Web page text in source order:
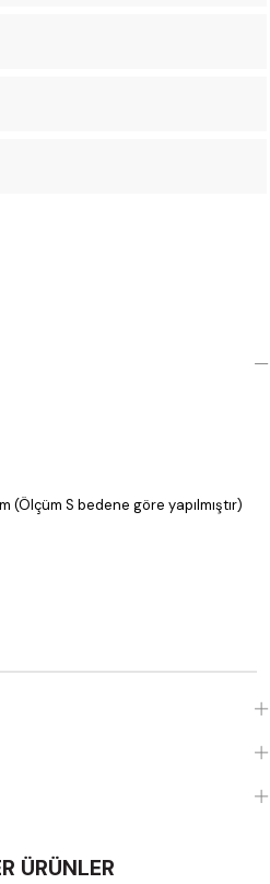
(Ölçüm S bedene göre yapılmıştır)
ÜRÜNLER